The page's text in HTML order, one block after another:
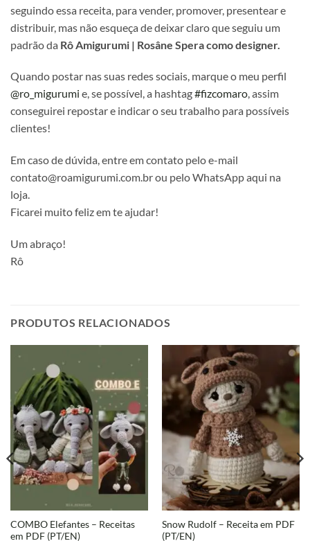
seguindo essa receita, para vender, promover, presentear e
distribuir, mas não esqueça de deixar claro que seguiu um
padrão da Rô Amigurumi | Rosâne Spera como designer.
Quando postar nas suas redes sociais, marque o meu perfil
@ro_migurumi e, se possível, a hashtag#fizcomaro, assim
conseguirei repostar e indicar o seu trabalho para possíveis
clientes!
Em caso de dúvida, entre em contato pelo e-mail
contato@roamigurumi.com.br ou pelo WhatsApp aqui na
loja.
Ficarei muito feliz em te ajudar!
Um abraço!
Rô
PRODUTOS RELACIONADOS
COMBO Elefantes – Receitas
em PDF (PT/EN)
Snow Rudolf – Receita em PDF
(PT/EN)